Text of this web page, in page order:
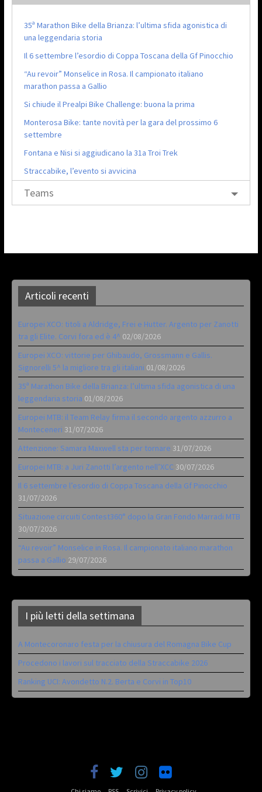
35ª Marathon Bike della Brianza: l’ultima sfida agonistica di
una leggendaria storia
Il 6 settembre l’esordio di Coppa Toscana della Gf Pinocchio
“Au revoir” Monselice in Rosa. Il campionato italiano
marathon passa a Gallio
Si chiude il Prealpi Bike Challenge: buona la prima
Monterosa Bike: tante novità per la gara del prossimo 6
settembre
Fontana e Nisi si aggiudicano la 31a Troi Trek
Straccabike, l’evento si avvicina
Teams
Articoli recenti
Europei XCO: titoli a Aldridge, Frei e Hutter. Argento per Zanotti
tra gli Elite. Corvi fora ed è 4^ 02/08/2026
Europei XCO: vittorie per Ghibaudo, Grossmann e Gallis.
Signorelli 5^ la migliore tra gli italiani 01/08/2026
35ª Marathon Bike della Brianza: l’ultima sfida agonistica di una
leggendaria storia 01/08/2026
Europei MTB: il Team Relay firma il secondo argento azzurro a
Monteceneri 31/07/2026
Attenzione: Samara Maxwell sta per tornare 31/07/2026
Europei MTB: a Juri Zanotti l’argento nell’XCC 30/07/2026
Il 6 settembre l’esordio di Coppa Toscana della Gf Pinocchio
31/07/2026
Situazione circuiti Contest360° dopo la Gran Fondo Marradi MTB
30/07/2026
“Au revoir” Monselice in Rosa. Il campionato italiano marathon
passa a Gallio 29/07/2026
I più letti della settimana
A Montecoronaro festa per la chiusura del Romagna Bike Cup
Procedono i lavori sul tracciato della Straccabike 2026
Ranking UCI: Avondetto N.2. Berta e Corvi in Top10